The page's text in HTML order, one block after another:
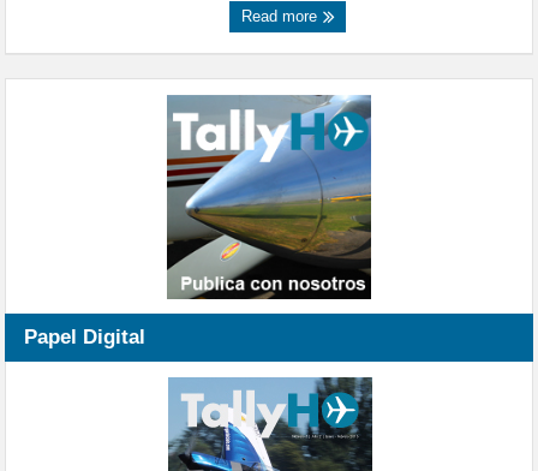
Read more
Papel Digital